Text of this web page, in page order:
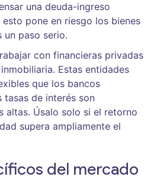
una deuda-ingreso
pone en riesgo los bienes
un paso serio.
con financieras privadas
Estas entidades
que los bancos
tasas de interés son
altas. Úsalo solo si el retorno
supera ampliamente el
del mercado